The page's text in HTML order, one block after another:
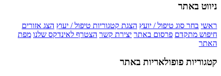
ניווט באתר
ראשי בחר סוג טיפול / יועץ הצגת קטגוריות טיפול / יעוץ הצג אזורים
חיפוש מתקדם פרסום באתר יצירת קשר הצטרף לאינדקס שלנו מפת
האתר
קטגוריות פופולאריות באתר